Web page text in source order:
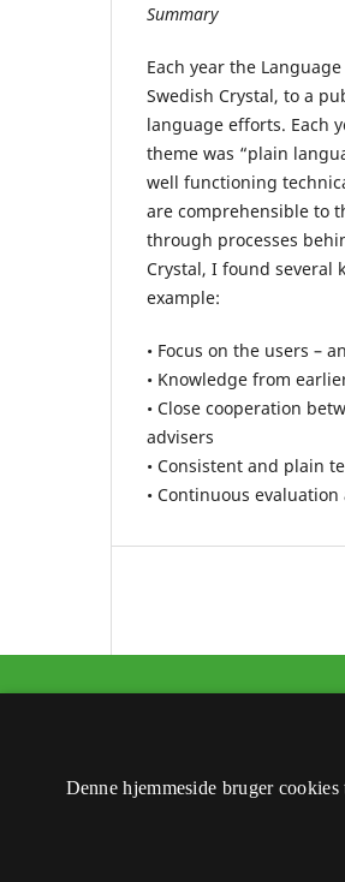
Summary
Each year the
Swedish Crystal, to a
language efforts. Each
theme was “plain
well functioning
are comprehensible to
through processes
Crystal, I found several
example:
• Focus on the users –
• Knowledge from
• Close cooperation
advisers
• Consistent and plain
• Continuous
ISSN 2246-8919
Denne hjemmeside bruger